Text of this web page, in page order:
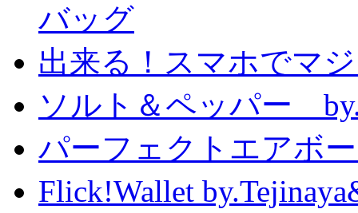
バッグ
出来る！スマホでマ
ソルト＆ペッパー
パーフェクトエアボ
Flick!Wallet